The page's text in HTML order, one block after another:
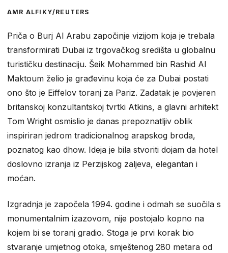
AMR ALFIKY/REUTERS
Priča o Burj Al Arabu započinje vizijom koja je trebala
transformirati Dubai iz trgovačkog središta u globalnu
turističku destinaciju. Šeik Mohammed bin Rashid Al
Maktoum želio je građevinu koja će za Dubai postati
ono što je Eiffelov toranj za Pariz. Zadatak je povjeren
britanskoj konzultantskoj tvrtki Atkins, a glavni arhitekt
Tom Wright osmislio je danas prepoznatljiv oblik
inspiriran jedrom tradicionalnog arapskog broda,
poznatog kao dhow. Ideja je bila stvoriti dojam da hotel
doslovno izranja iz Perzijskog zaljeva, elegantan i
moćan.
Izgradnja je započela 1994. godine i odmah se suočila s
monumentalnim izazovom, nije postojalo kopno na
kojem bi se toranj gradio. Stoga je prvi korak bio
stvaranje umjetnog otoka, smještenog 280 metara od